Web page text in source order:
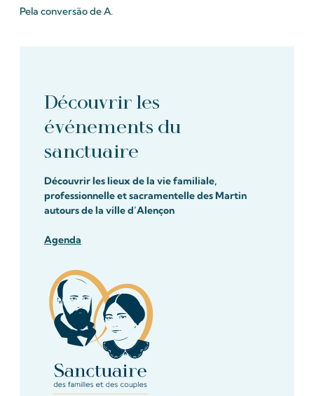
Pela conversão de A.
Découvrir les
événements du
sanctuaire
Découvrir les lieux de la vie familiale,
professionnelle et sacramentelle des Martin
autours de la ville d’Alençon
Agenda